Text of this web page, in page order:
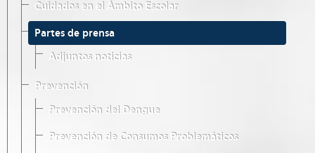
Cuidados en el Ámbito Escolar
Partes de prensa
Adjuntos noticias
Prevención
Prevención del Dengue
Prevención de Consumos Problemáticos